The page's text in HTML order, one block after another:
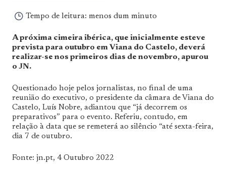
Tempo de leitura: menos dum minuto
A próxima cimeira ibérica, que inicialmente esteve
prevista para outubro em Viana do Castelo, deverá
realizar-se nos primeiros dias de novembro, apurou
o JN.
Questionado hoje pelos jornalistas, no final de uma
reunião do executivo, o presidente da câmara de Viana do
Castelo, Luís Nobre, adiantou que “já decorrem os
preparativos” para o evento. Referiu, contudo, em
relação à data que se remeterá ao silêncio “até sexta-feira,
dia 7 de outubro.
Fonte: jn.pt, 4 Outubro 2022